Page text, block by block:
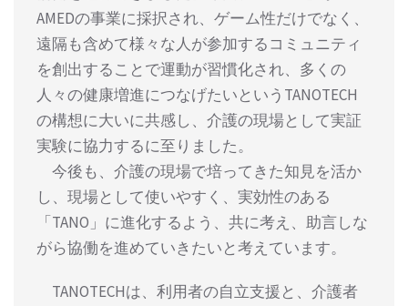
AMEDの事業に採択され、ゲーム性だけでなく、
遠隔も含めて様々な人が参加するコミュニティ
を創出することで運動が習慣化され、多くの
人々の健康増進につなげたいというTANOTECH
の構想に大いに共感し、介護の現場として実証
実験に協力するに至りました。
今後も、介護の現場で培ってきた知見を活か
し、現場として使いやすく、実効性のある
「TANO」に進化するよう、共に考え、助言しな
がら協働を進めていきたいと考えています。
TANOTECHは、利用者の自立支援と、介護者